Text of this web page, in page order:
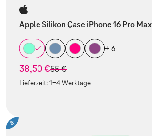
Apple Silikon Case iPhone 16 Pro Max
+ 6
38,50 €statt
55 €
Lieferzeit:1-4 Werktage
%